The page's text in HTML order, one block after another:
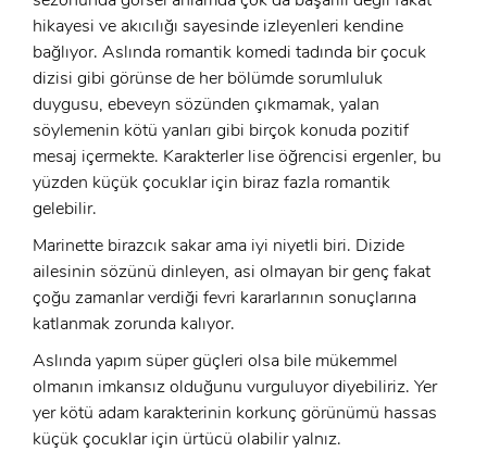
Şifre:
Beni Hatırla Şifremi Unuttum ?
E-Posta:
Şifre:
GIRIŞ
hikayesi ve akıcılığı sayesinde izleyenleri kendine
bağlıyor. Aslında romantik komedi tadında bir çocuk
dizisi gibi görünse de her bölümde sorumluluk
duygusu, ebeveyn sözünden çıkmamak, yalan
söylemenin kötü yanları gibi birçok konuda pozitif
mesaj içermekte. Karakterler lise öğrencisi ergenler, bu
yüzden küçük çocuklar için biraz fazla romantik
gelebilir.
Marinette birazcık sakar ama iyi niyetli biri. Dizide
ailesinin sözünü dinleyen, asi olmayan bir genç fakat
çoğu zamanlar verdiği fevri kararlarının sonuçlarına
katlanmak zorunda kalıyor.
Aslında yapım süper güçleri olsa bile mükemmel
olmanın imkansız olduğunu vurguluyor diyebiliriz. Yer
yer kötü adam karakterinin korkunç görünümü hassas
küçük çocuklar için ürtücü olabilir yalnız.